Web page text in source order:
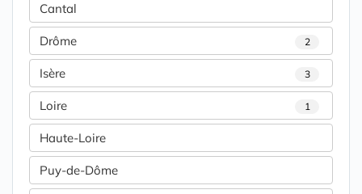
Cantal
Drôme 2
Isère 3
Loire 1
Haute-Loire
Puy-de-Dôme